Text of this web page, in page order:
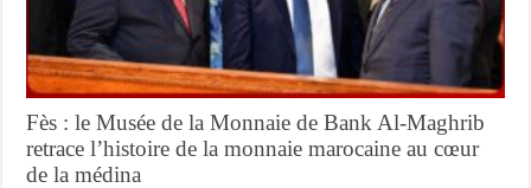
Fès : le Musée de la Monnaie de Bank Al-Maghrib
retrace l’histoire de la monnaie marocaine au cœur
de la médina